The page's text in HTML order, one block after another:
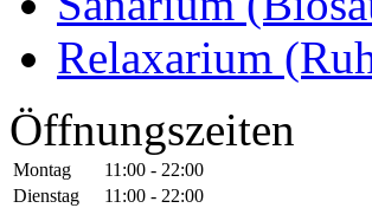
Relaxarium
Öffnungszeiten
Montag
11:00 - 22:00
Dienstag
11:00 - 22:00